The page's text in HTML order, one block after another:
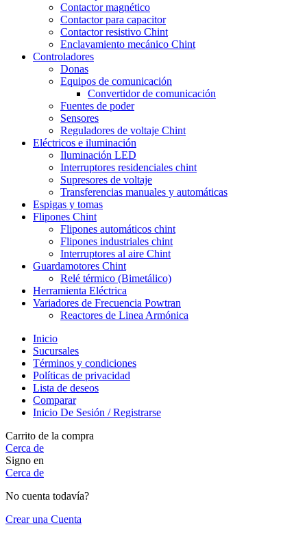
Contactor magnético
Contactor para capacitor
Contactor resistivo Chint
Enclavamiento mecánico Chint
Controladores
Donas
Equipos de comunicación
Convertidor de comunicación
Fuentes de poder
Sensores
Reguladores de voltaje Chint
Eléctricos e iluminación
Iluminación LED
Interruptores residenciales chint
Supresores de voltaje
Transferencias manuales y automáticas
Espigas y tomas
Flipones Chint
Flipones automáticos chint
Flipones industriales chint
Interruptores al aire Chint
Guardamotores Chint
Relé térmico (Bimetálico)
Herramienta Eléctrica
Variadores de Frecuencia Powtran
Reactores de Linea Armónica
Inicio
Sucursales
Términos y condiciones
Políticas de privacidad
Lista de deseos
Comparar
Inicio De Sesión / Registrarse
Carrito de la compra
Cerca de
Signo en
Cerca de
No cuenta todavía?
Crear una Cuenta